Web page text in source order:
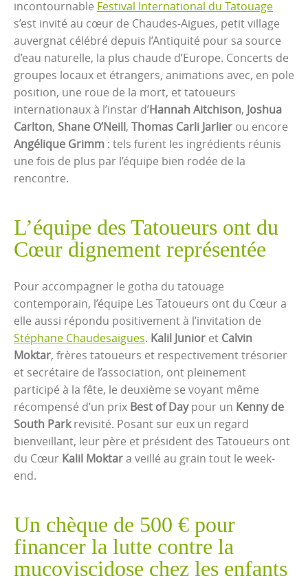
incontournable Festival International du Tatouage
s’est invité au cœur de Chaudes-Aigues, petit village
auvergnat célébré depuis l’Antiquité pour sa source
d’eau naturelle, la plus chaude d’Europe. Concerts de
groupes locaux et étrangers, animations avec, en pole
position, une roue de la mort, et tatoueurs
internationaux à l’instar d’Hannah Aitchison, Joshua
Carlton, Shane O’Neill, Thomas Carli Jarlier ou encore
Angélique Grimm : tels furent les ingrédients réunis
une fois de plus par l’équipe bien rodée de la
rencontre.
L’équipe des Tatoueurs ont du
Cœur dignement représentée
Pour accompagner le gotha du tatouage
contemporain, l’équipe Les Tatoueurs ont du Cœur a
elle aussi répondu positivement à l’invitation de
Stéphane Chaudesaigues. Kalil Junior et Calvin
Moktar, frères tatoueurs et respectivement trésorier
et secrétaire de l’association, ont pleinement
participé à la fête, le deuxième se voyant même
récompensé d’un prix Best of Daypour un Kenny de
South Parkrevisité. Posant sur eux un regard
bienveillant, leur père et président des Tatoueurs ont
du Cœur Kalil Moktara veillé au grain tout le week-
end.
Un chèque de 500 € pour
financer la lutte contre la
mucoviscidose chez les enfants